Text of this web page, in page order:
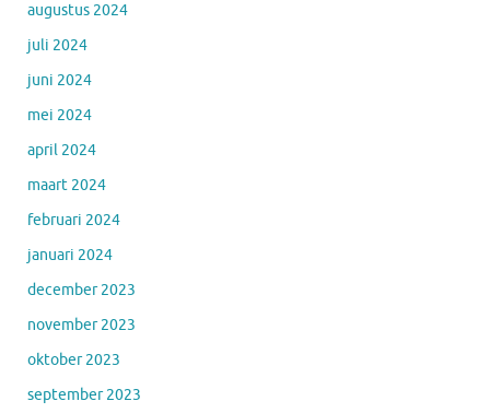
augustus 2024
juli 2024
juni 2024
mei 2024
april 2024
maart 2024
februari 2024
januari 2024
december 2023
november 2023
oktober 2023
september 2023